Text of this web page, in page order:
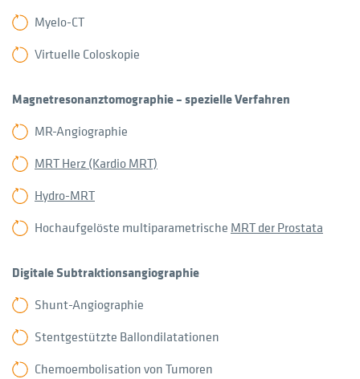
Myelo-CT
Virtuelle Coloskopie
Magnetresonanztomographie – spezielle Verfahren
MR-Angiographie
MRT Herz (Kardio MRT)
Hydro-MRT
Hochaufgelöste multiparametrische MRT der Prostata
Digitale Subtraktionsangiographie
Shunt-Angiographie
Stentgestützte Ballondilatationen
Chemoembolisation von Tumoren